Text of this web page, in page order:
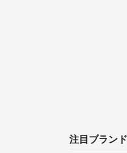
注目ブラン